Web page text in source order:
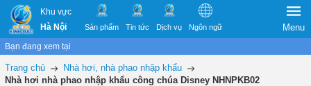
Khu vực
Hà Nội
Sản phẩm Tin tức Dịch vụ Ngôn ngữ Menu
Bạn đang xem tại
Trang chủ
Nhà hơi, nhà phao nhập khẩu
Nhà hơi nhà phao nhập khẩu công chúa Disney NHNPKB02